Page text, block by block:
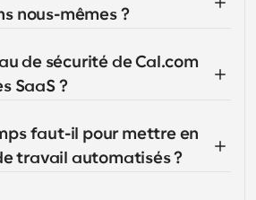
nous-mêmes ?
de sécurité de Cal.com
SaaS ?
faut-il pour mettre en
travail automatisés ?